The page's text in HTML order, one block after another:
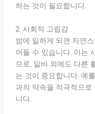
하는 것이 필요합니다.
2. 사회적 고립감
밤에 일하게 되면 자연
어들 수 있습니다. 이는
므로, 알바 외에도 다른
는 것이 중요합니다. 예
과의 약속을 적극적으
니다.